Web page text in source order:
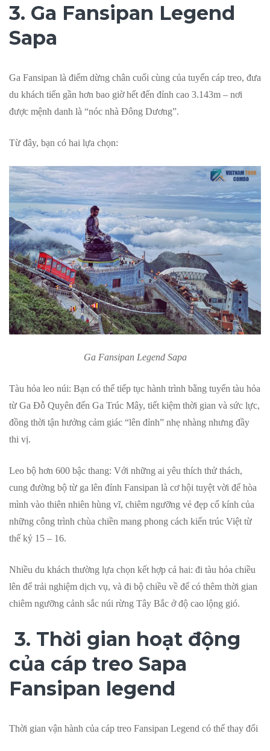
3. Ga Fansipan Legend
Sapa
Ga Fansipan là điểm dừng chân cuối cùng của tuyến cáp treo, đưa
du khách tiến gần hơn bao giờ hết đến đỉnh cao 3.143m – nơi
được mệnh danh là “nóc nhà Đông Dương”.
Từ đây, bạn có hai lựa chọn:
Ga Fansipan Legend Sapa
Tàu hỏa leo núi: Bạn có thể tiếp tục hành trình bằng tuyến tàu hỏa
từ Ga Đỗ Quyên đến Ga Trúc Mây, tiết kiệm thời gian và sức lực,
đồng thời tận hưởng cảm giác “lên đỉnh” nhẹ nhàng nhưng đầy
thi vị.
Leo bộ hơn 600 bậc thang: Với những ai yêu thích thử thách,
cung đường bộ từ ga lên đỉnh Fansipan là cơ hội tuyệt vời để hòa
mình vào thiên nhiên hùng vĩ, chiêm ngưỡng vẻ đẹp cổ kính của
những công trình chùa chiền mang phong cách kiến trúc Việt từ
thế kỷ 15 – 16.
Nhiều du khách thường lựa chọn kết hợp cả hai: đi tàu hỏa chiều
lên để trải nghiệm dịch vụ, và đi bộ chiều về để có thêm thời gian
chiêm ngưỡng cảnh sắc núi rừng Tây Bắc ở độ cao lộng gió.
3. Thời gian hoạt động
của cáp treo Sapa
Fansipan legend
Thời gian vận hành của cáp treo Fansipan Legend có thể thay đổi